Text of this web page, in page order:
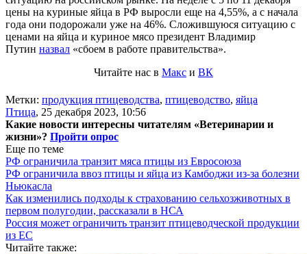
цены на куриные яйца в РФ выросли еще на 4,55%, а с начала
года они подорожали уже на 46%. Сложившуюся ситуацию с
ценами на яйца и куриное мясо президент Владимир
Путин назвал «сбоем в работе правительства».
Читайте нас в Макс и ВК
Метки: продукция птицеводства, птицеводство, яйца
Птица, 25 декабря 2023, 10:56
Какие новости интересны читателям «Ветеринарии и
жизни»? Пройти опрос
Еще по теме
РФ ограничила транзит мяса птицы из Евросоюза
РФ ограничила ввоз птицы и яйца из Камбоджи из-за болезни
Ньюкасла
Как изменились подходы к страхованию сельхозживотных в
первом полугодии, рассказали в НСА
Россия может ограничить транзит птицеводческой продукции
из ЕС
Читайте также: